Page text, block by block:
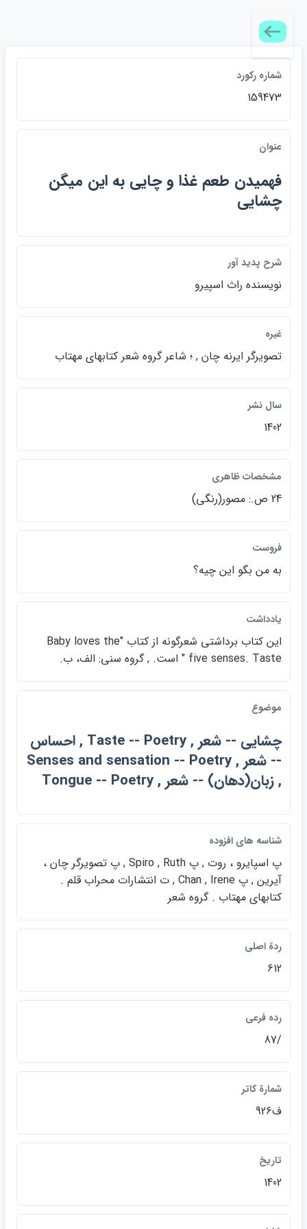
شماره ركورد
159473
عنوان
فهميدن طعم غذا و چايي به اين ميگن
چشايي
شرح پديد آور
نويسنده راث اسپيرو
غيره
تصويرگر ايرنه چان , ؛ شاعر گروه شعر كتابهاي مهتاب
سال نشر
1402
مشخصات ظاهري
24 ص.: مصور(رنگي)
فروست
به من بگو اين چيه؟
يادداشت
اين كتاب برداشتي شعرگونه از كتاب "Baby loves the
five senses. Taste " است. , گروه سني: الف، ب.
موضوع
چشايي -- شعر , Taste -- Poetry , احساس
-- شعر , Senses and sensation -- Poetry
, زبان(دهان) -- شعر , Tongue -- Poetry
شناسه هاي افزوده
پ اسپايرو ، روت , پ Spiro , Ruth , پ تصويرگر چان ،
آيرين , پ Chan , Irene , ت انتشارات محراب قلم .
كتابهاي مهتاب . گروه شعر
ردة اصلي
612
رده فرعي
/87
شمارة كاتر
ف926
تاريخ
1402